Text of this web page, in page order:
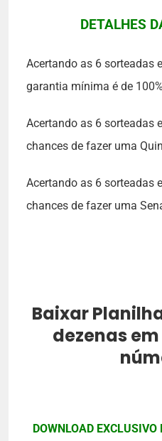
DETALHES
Acertando as 6 sorteadas
garantia mínima é de
Acertando as 6 sorteadas
chances de fazer uma
Acertando as 6 sorteadas
chances de fazer uma
Baixar
dezenas
DOWNLOAD